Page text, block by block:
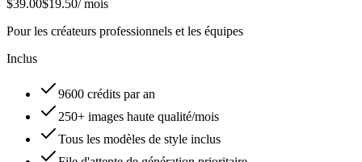
$39.00$19.50/ mois
Pour les créateurs professionnels et les équipes
Inclus
9600 crédits par an
250+ images haute qualité/mois
Tous les modèles de style inclus